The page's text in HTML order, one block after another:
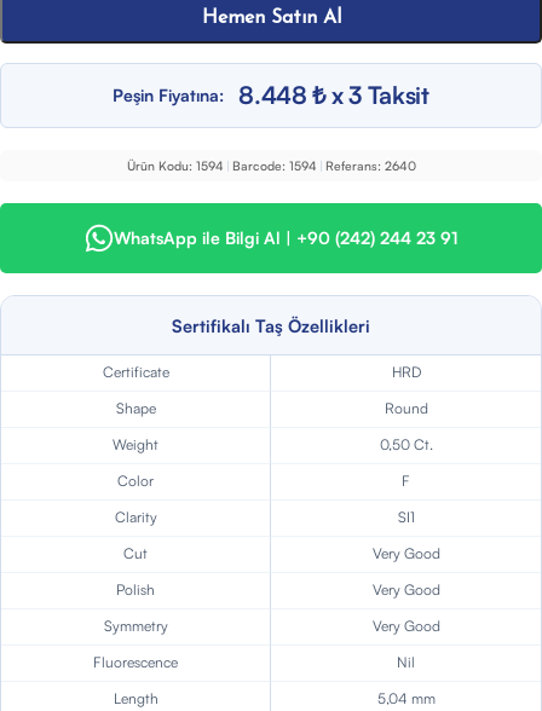
Hemen Satın Al
Peşin Fiyatına: 8.448 ₺ x 3 Taksit
Ürün Kodu: 1594 | Barcode: 1594 | Referans: 2640
WhatsApp ile Bilgi Al | +90 (242) 244 23 91
Sertifikalı Taş Özellikleri
Certificate
HRD
Shape
Round
Weight
0,50 Ct.
Color
F
Clarity
SI1
Cut
Very Good
Polish
Very Good
Symmetry
Very Good
Fluorescence
Nil
Length
5,04 mm